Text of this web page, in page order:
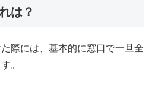
は？
際には、基本的に窓口で一旦全
。